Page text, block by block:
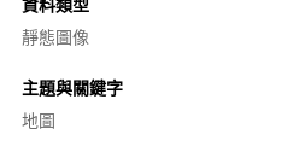
靜態圖像
主題與關鍵字
地圖